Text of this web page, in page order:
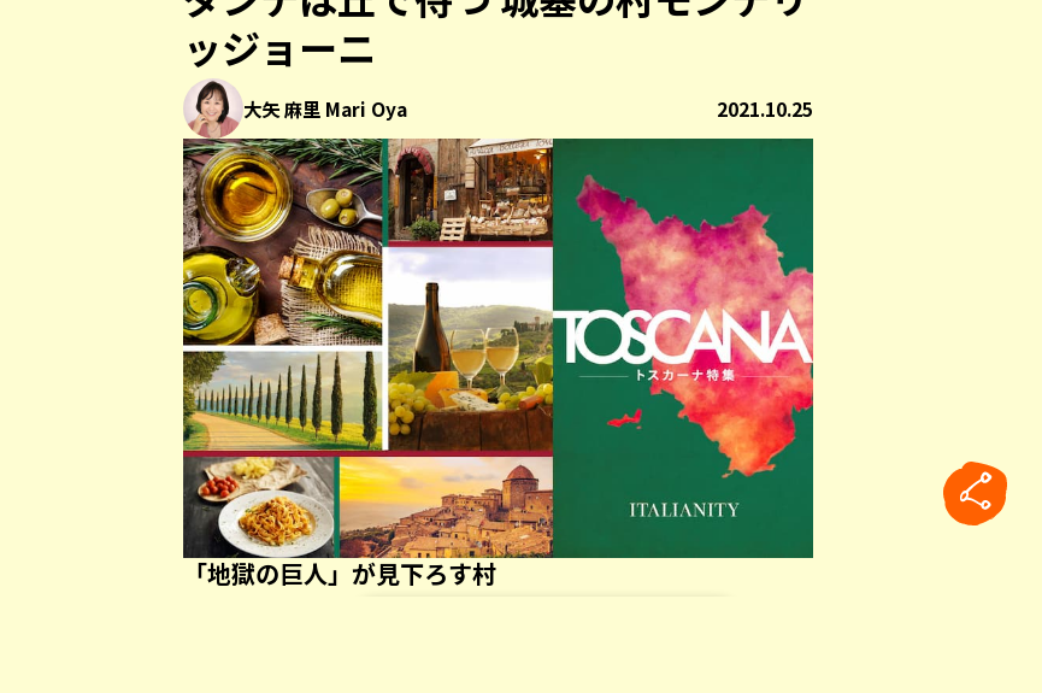
ッジョーニ
大矢 麻里 Mari Oya 2021.10.25
「地獄の巨人」が見下ろす村